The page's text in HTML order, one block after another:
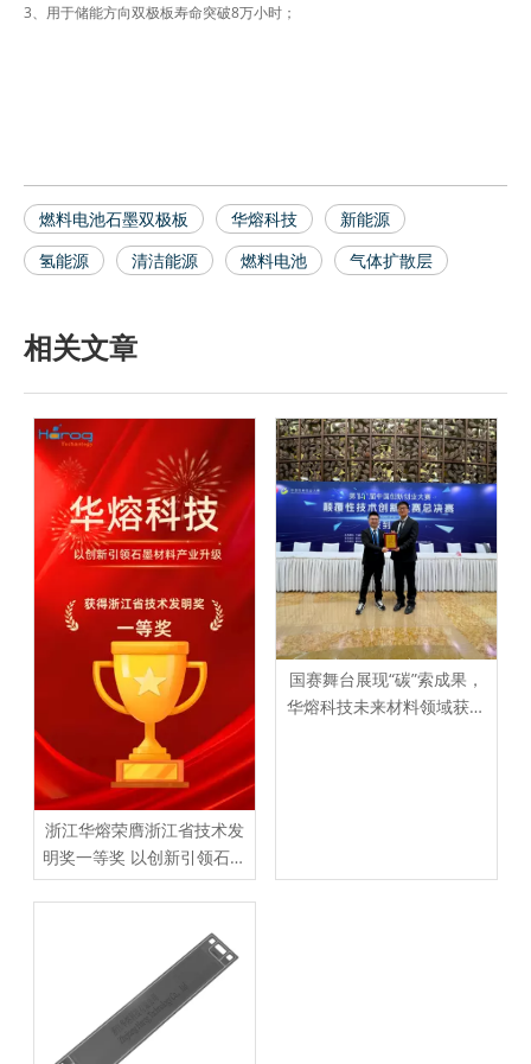
3、用于储能方向双极板寿命突破8万小时；
燃料电池石墨双极板 华熔科技
新能源
氢能源
清洁能源 燃料电池 气体扩散层
相关文章
浙江华熔荣膺浙江省技术发
明奖一等奖 以创新引领石墨
材料产业升级
国赛舞台展现“碳”索成果，
华熔科技未来材料领域获认